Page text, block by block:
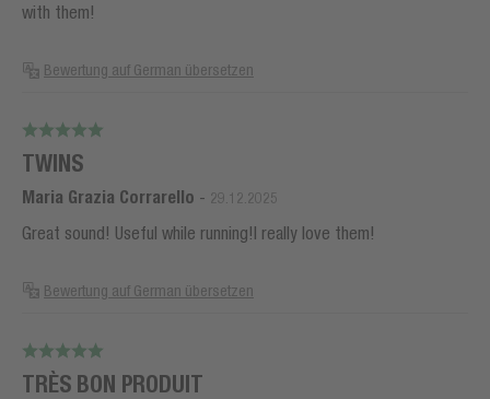
with them!
Bewertung auf German übersetzen
TWINS
Maria Grazia Corrarello - 29.12.2025
Great sound! Useful while running!I really love them!
Bewertung auf German übersetzen
TRÈS BON PRODUIT